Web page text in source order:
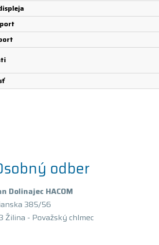
odber
Dolinajec HACOM
385/56
Žilina - Považský chlmec